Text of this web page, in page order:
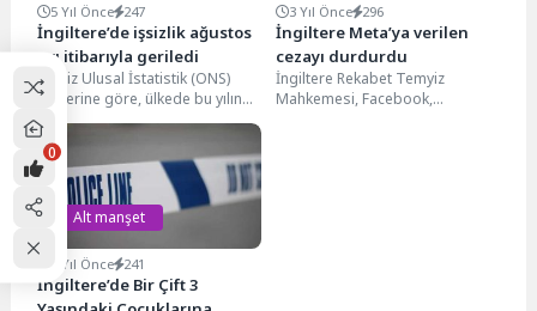
5 Yıl Önce 247
İngiltere’de işsizlik ağustos
ayı itibarıyla geriledi
İngiliz Ulusal İstatistik (ONS)
verilerine göre, ülkede bu yılın
temmuz ayında yüzde 4,6 olan
işsizlik,...
3 Yıl Önce 296
İngiltere Meta’ya verilen
cezayı durdurdu
İngiltere Rekabet Temyiz
Mahkemesi, Facebook,
Alt manşet
2 Yıl Önce 241
İngiltere’de Bir Çift 3
0